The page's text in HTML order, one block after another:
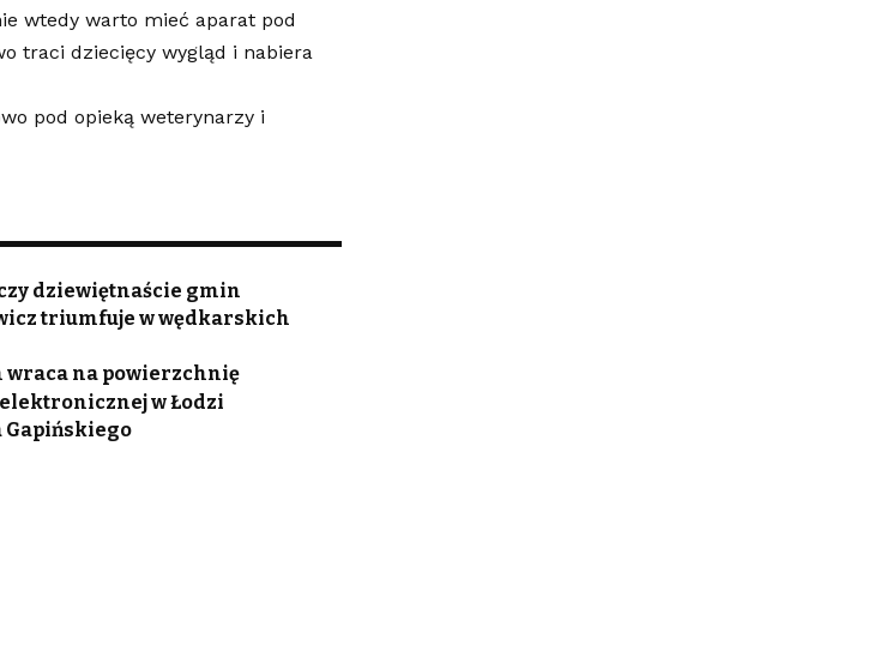
wtedy warto mieć aparat pod
traci dziecięcy wygląd i nabiera
pod opieką weterynarzy i
dziewiętnaście gmin
triumfuje w wędkarskich
wraca na powierzchnię
w Łodzi
Gapińskiego